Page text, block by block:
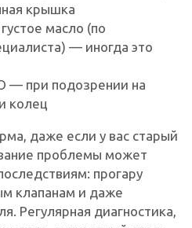
крышка
масло (по
— иногда это
— при подозрении на
колец
даже если у вас старый
проблемы может
прогару
клапанам и даже
Регулярная диагностика,